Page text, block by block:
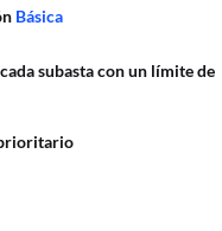
Básica
subasta con un límite de